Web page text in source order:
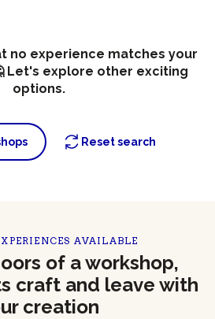
no experience matches your
Let's explore other exciting
options.
Reset search
AVAILABLE
of a workshop,
craft and leave with
creation